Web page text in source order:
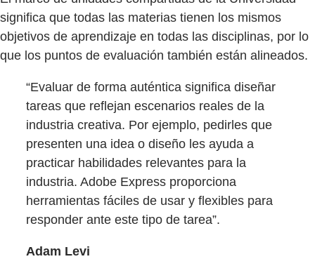
significa que todas las materias tienen los mismos
objetivos de aprendizaje en todas las disciplinas, por lo
que los puntos de evaluación también están alineados.
“Evaluar de forma auténtica significa diseñar
tareas que reflejan escenarios reales de la
industria creativa. Por ejemplo, pedirles que
presenten una idea o diseño les ayuda a
practicar habilidades relevantes para la
industria. Adobe Express proporciona
herramientas fáciles de usar y flexibles para
responder ante este tipo de tarea”.
Adam Levi